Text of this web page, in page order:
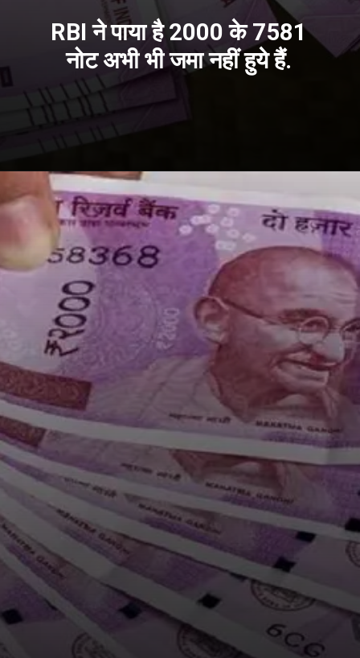
RBI ने पाया है 2000 के 7581
नोट अभी भी जमा नहीं हुये हैं.